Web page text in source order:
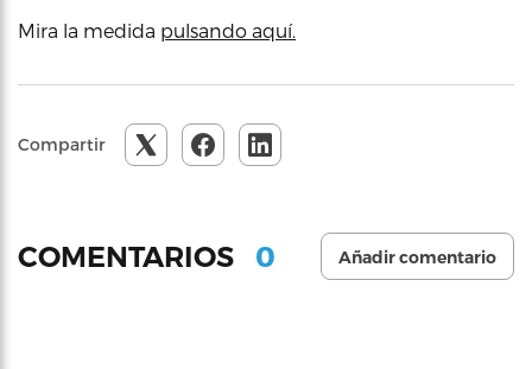
Mira la medida pulsando aquí.
Compartir
COMENTARIOS 0 Añadir comentario